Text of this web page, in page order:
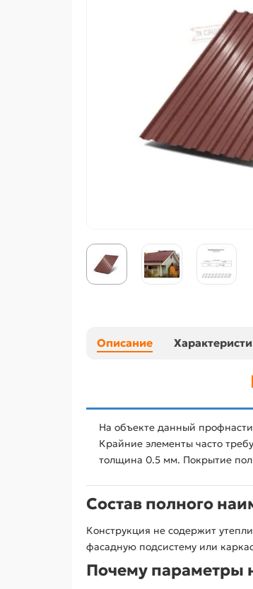
Описание
На объекте данный
Крайние элементы часто
толщина 0.5 мм. Покрытие
Состав полного
Конструкция не содержит
фасадную подсистему или
Почему параметры